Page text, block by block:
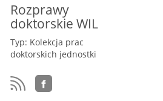
Rozprawy
doktorskie WIL
Typ: Kolekcja prac
doktorskich jednostki